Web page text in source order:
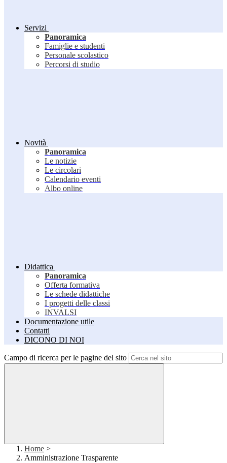
Servizi
Panoramica
Famiglie e studenti
Personale scolastico
Percorsi di studio
Novità
Panoramica
Le notizie
Le circolari
Calendario eventi
Albo online
Didattica
Panoramica
Offerta formativa
Le schede didattiche
I progetti delle classi
INVALSI
Documentazione utile
Contatti
DICONO DI NOI
Campo di ricerca per le pagine del sito
Home >
Amministrazione Trasparente